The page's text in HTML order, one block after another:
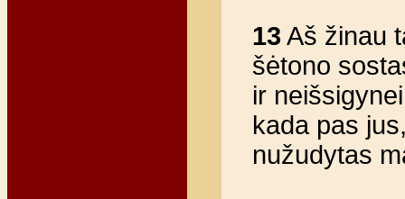
13 Aš žinau
šėtono
ir
kada pas
nužudytas